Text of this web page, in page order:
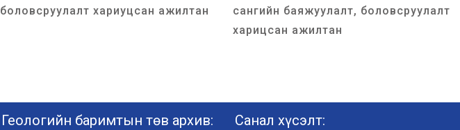
боловсруулалт хариуцсан ажилтан
сангийн баяжуулалт, боловсруулалт
харицсан ажилтан
Геологийн баримтын төв архив: Санал хүсэлт: